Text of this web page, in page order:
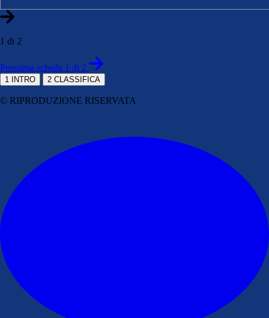
1 di 2
Prossima scheda 1 di 2
1 INTRO 2 CLASSIFICA
© RIPRODUZIONE RISERVATA